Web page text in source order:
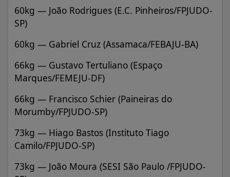
60kg — João Rodrigues (E.C. Pinheiros/FPJUDO-
SP)
60kg — Gabriel Cruz (Assamaca/FEBAJU-BA)
66kg — Gustavo Tertuliano (Espaço
Marques/FEMEJU-DF)
66kg — Francisco Schier (Paineiras do
Morumby/FPJUDO-SP)
73kg — Hiago Bastos (Instituto Tiago
Camilo/FPJUDO-SP)
73kg — João Moura (SESI São Paulo /FPJUDO-